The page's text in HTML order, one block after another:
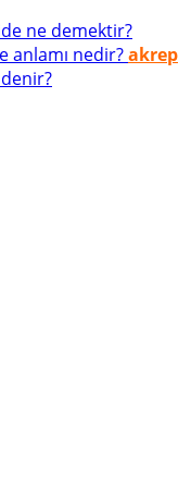
ne demektir?
anlamı nedir?akrep